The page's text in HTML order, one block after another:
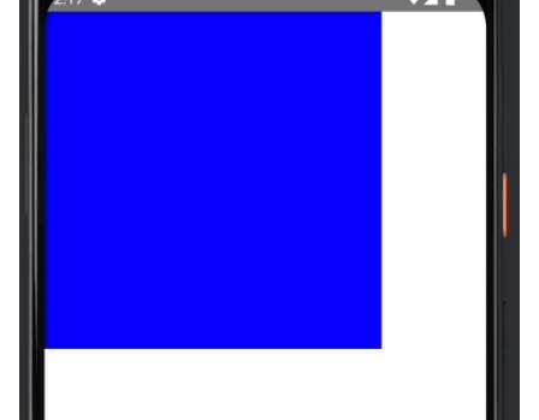
Description을 빈 값으로 설정한다면, 시각적인 소통 외에 앱과 소통할 수 있는